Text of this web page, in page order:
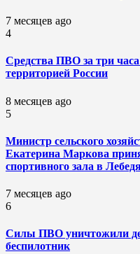
7 месяцев ago
4
Средства ПВО за три
территорией России
8 месяцев ago
5
Министр сельского
Екатерина Маркова
спортивного зала в
7 месяцев ago
6
Силы ПВО уничтожили
беспилотник